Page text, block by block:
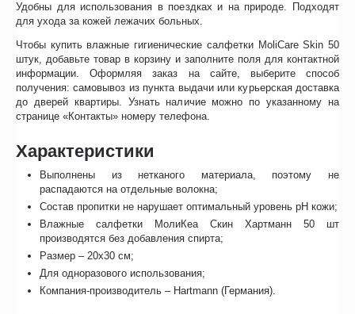
Удобны для использования в поездках и на природе. Подходят
для ухода за кожей лежачих больных.
Чтобы купить влажные гигиенические салфетки MoliCare Skin 50
штук, добавьте товар в корзину и заполните поля для контактной
информации. Оформляя заказ на сайте, выберите способ
получения: самовывоз из пункта выдачи или курьерская доставка
до дверей квартиры. Узнать наличие можно по указанному на
странице «Контакты» номеру телефона.
Характеристики
Выполнены из нетканого материала, поэтому не
распадаются на отдельные волокна;
Состав пропитки не нарушает оптимальный уровень pH кожи;
Влажные салфетки МолиКеа Скин Хартманн 50 шт
производятся без добавления спирта;
Размер – 20х30 см;
Для одноразового использования;
Компания-производитель – Hartmann (Германия).